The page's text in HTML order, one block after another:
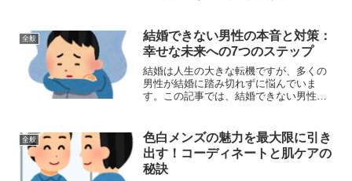
ートナーを見つけることができるでしょ
う。婚活成功への道：男性...
全般
結婚できない男性の本音と対策：
幸せな未来への7つのステップ
結婚は人生の大きな転機ですが、多くの
男性が結婚に踏み切れずに悩んでいま
す。この記事では、結婚できない男性の
の悩みと解決策結婚できない男性の悩み
は多岐にわたりますが、主...
全般
色白メンズの魅力を最大限に引き
出す！コーディネートと肌ケアの
秘訣